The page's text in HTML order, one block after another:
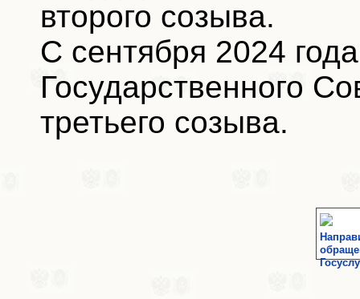
второго созыва.
С сентября 2024
Государственного
третьего созыва.